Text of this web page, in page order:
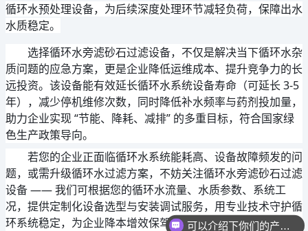
循环水预处理设备，为后续深度处理环节减轻负荷，保障出水
水质稳定。
选择循环水旁滤砂石过滤设备，不仅是解决当下循环水杂
质问题的应急方案，更是企业降低运维成本、提升竞争力的长
远投资。该设备能有效延长循环水系统设备寿命（可延长 3-5
年），减少停机维修次数，同时降低补水频率与药剂投加量，
助力企业实现 “节能、降耗、减排” 的多重目标，符合国家绿
色生产政策导向。
若您的企业正面临循环水系统能耗高、设备故障频发的问
题，或需升级循环水过滤方案，不妨关注循环水旁滤砂石过滤
设备 —— 我们可根据您的循环水流量、水质参数、系统工
况，提供定制化设备选型与安装调试服务，用专业技术守护循
环系统稳定，为企业降本增效保驾护航。